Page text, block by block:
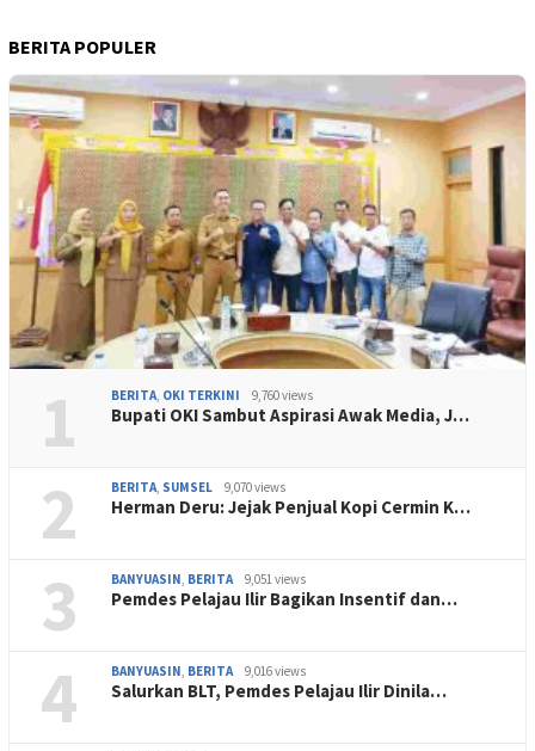
BERITA POPULER
1 BERITA OKI TERKINI 9,760 views
Bupati OKI Sambut Aspirasi Awak Media, J…
2 BERITA SUMSEL 9,070 views
Herman Deru: Jejak Penjual Kopi Cermin K…
3 BANYUASIN BERITA 9,051 views
Pemdes Pelajau Ilir Bagikan Insentif dan…
4 BANYUASIN BERITA 9,016 views
Salurkan BLT, Pemdes Pelajau Ilir Dinila…